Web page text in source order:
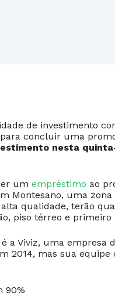
de investimento
concluir uma
nesta
um empréstimo ao
Montesano, uma zona
qualidade, terão
piso térreo e primeiro
é a Viviz, uma empresa
2014, mas sua
90%